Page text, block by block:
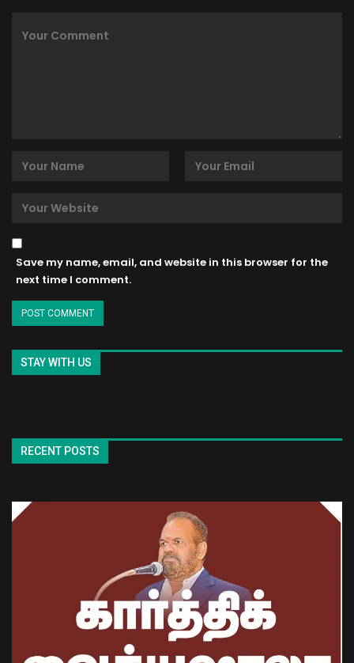
Save my name, email, and website in this browser for the
next time I comment.
STAY WITH US
RECENT POSTS